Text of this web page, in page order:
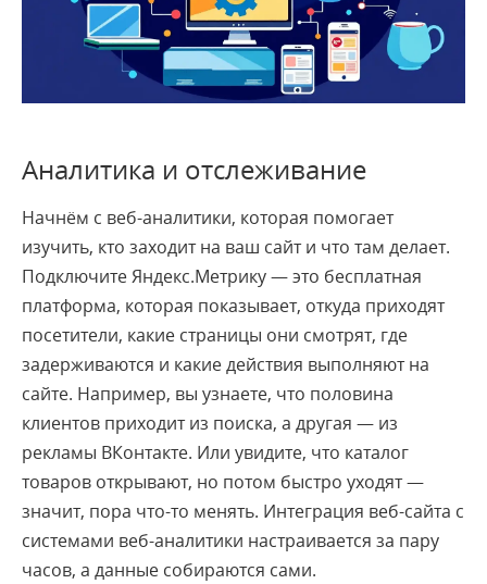
Аналитика и отслеживание
Начнём с веб-аналитики, которая помогает
изучить, кто заходит на ваш сайт и что там делает.
Подключите Яндекс.Метрику — это бесплатная
платформа, которая показывает, откуда приходят
посетители, какие страницы они смотрят, где
задерживаются и какие действия выполняют на
сайте. Например, вы узнаете, что половина
клиентов приходит из поиска, а другая — из
рекламы ВКонтакте. Или увидите, что каталог
товаров открывают, но потом быстро уходят —
значит, пора что-то менять. Интеграция веб-сайта с
системами веб-аналитики настраивается за пару
часов, а данные собираются сами.